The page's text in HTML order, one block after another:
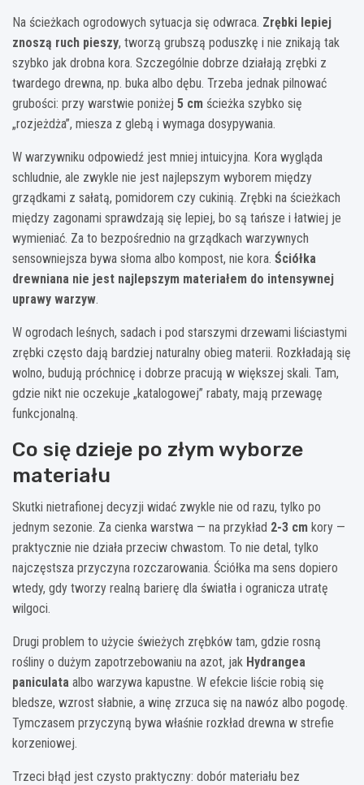
Na ścieżkach ogrodowych sytuacja się odwraca. Zrębki lepiej
znoszą ruch pieszy, tworzą grubszą poduszkę i nie znikają tak
szybko jak drobna kora. Szczególnie dobrze działają zrębki z
twardego drewna, np. buka albo dębu. Trzeba jednak pilnować
grubości: przy warstwie poniżej 5 cm ścieżka szybko się
„rozjeżdża”, miesza z glebą i wymaga dosypywania.
W warzywniku odpowiedź jest mniej intuicyjna. Kora wygląda
schludnie, ale zwykle nie jest najlepszym wyborem między
grządkami z sałatą, pomidorem czy cukinią. Zrębki na ścieżkach
między zagonami sprawdzają się lepiej, bo są tańsze i łatwiej je
wymieniać. Za to bezpośrednio na grządkach warzywnych
sensowniejsza bywa słoma albo kompost, nie kora. Ściółka
drewniana nie jest najlepszym materiałem do intensywnej
uprawy warzyw.
W ogrodach leśnych, sadach i pod starszymi drzewami liściastymi
zrębki często dają bardziej naturalny obieg materii. Rozkładają się
wolno, budują próchnicę i dobrze pracują w większej skali. Tam,
gdzie nikt nie oczekuje „katalogowej” rabaty, mają przewagę
funkcjonalną.
Co się dzieje po złym wyborze
materiału
Skutki nietrafionej decyzji widać zwykle nie od razu, tylko po
jednym sezonie. Za cienka warstwa — na przykład 2-3 cm kory —
praktycznie nie działa przeciw chwastom. To nie detal, tylko
najczęstsza przyczyna rozczarowania. Ściółka ma sens dopiero
wtedy, gdy tworzy realną barierę dla światła i ogranicza utratę
wilgoci.
Drugi problem to użycie świeżych zrębków tam, gdzie rosną
rośliny o dużym zapotrzebowaniu na azot, jak Hydrangea
paniculata albo warzywa kapustne. W efekcie liście robią się
bledsze, wzrost słabnie, a winę zrzuca się na nawóz albo pogodę.
Tymczasem przyczyną bywa właśnie rozkład drewna w strefie
korzeniowej.
Trzeci błąd jest czysto praktyczny: dobór materiału bez